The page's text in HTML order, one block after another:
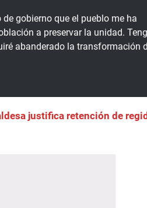
gobierno que el pueblo me ha
a preservar la unidad.
abanderado la transformación
justifica retención de